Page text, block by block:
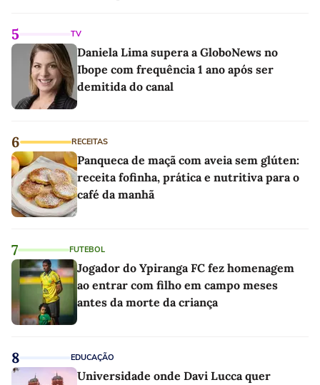
5 TV
Daniela Lima supera a GloboNews no
Ibope com frequência 1 ano após ser
demitida do canal
6 RECEITAS
Panqueca de maçã com aveia sem glúten:
receita fofinha, prática e nutritiva para o
café da manhã
7 FUTEBOL
Jogador do Ypiranga FC fez homenagem
ao entrar com filho em campo meses
antes da morte da criança
8 EDUCAÇÃO
Universidade onde Davi Lucca quer